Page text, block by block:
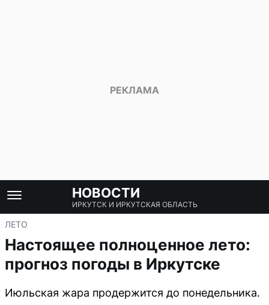
НОВОСТИ
ИРКУТСК И ИРКУТСКАЯ ОБЛАСТЬ
ЛЕТО
Настоящее полноценное лето:
прогноз погоды в Иркутске
Июльская жара продержится до понедельника.